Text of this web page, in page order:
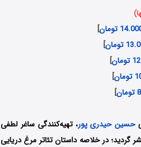
]
]
]
]
]
حسین حیدری پور، تهیه‌کنندگی ساغر ‌لطفی
آرمان ‌طیران است که در سال 1400 ساخته و در سال 1403 منتشر گردید؛ در خلاصه داستان تئاتر مرغ دریایی